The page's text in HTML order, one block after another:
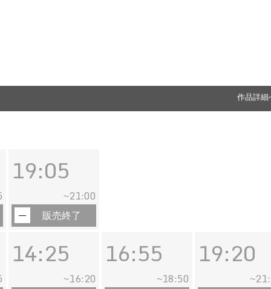
作品詳細
19:05
~21:00
販売終了
14:25
~16:20
16:55
~18:50
19:20
~